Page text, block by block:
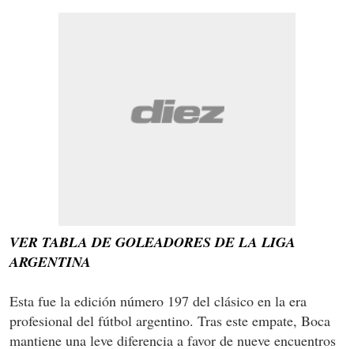
VER TABLA DE GOLEADORES DE LA LIGA
ARGENTINA
Esta fue la edición número 197 del clásico en la era
profesional del fútbol argentino. Tras este empate, Boca
mantiene una leve diferencia a favor de nueve encuentros